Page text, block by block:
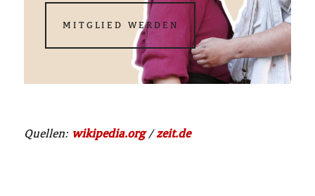
MITGLIED WERDEN
Quellen: wikipedia.org/zeit.de